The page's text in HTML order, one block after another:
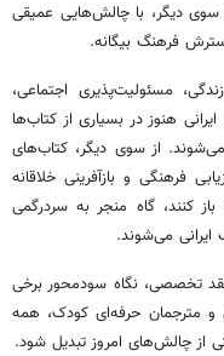
دیگر، با چالش‌هایی عمیقی
فرهنگ بیگانه.
مسئولیت‌پذیری اجتماعی،
هنوز در بسیاری از کتاب‌ها
از سوی دیگر، کتاب‌های
فرهنگی و بازآفرینی خلاقانه
کنند، گاه منجر به سردرگمی
می‌شوند.
تخصصی، نگاه سودمحور برخی
و مترجمان حرفه‌ای کودک، همه
از چالش‌های امروز تبدیل شود.